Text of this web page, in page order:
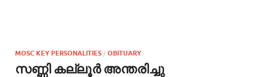
MOSC KEY PERSONALITIES / OBITUARY
സണ്ണി കല്ലൂര്‍ അന്തരിച്ചു